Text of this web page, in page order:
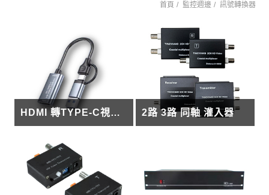
首頁 監控週邊 訊號轉換器
HDMI 轉TYPE-C視頻轉換器(4K版) 2路 3路 同軸 灌入器